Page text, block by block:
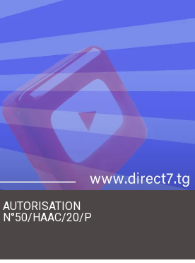
AUTORISATION
N°50/HAAC/20/P